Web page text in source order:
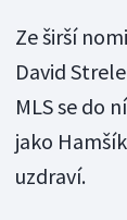
Ze širší
David
MLS se do
jako
uzdraví.